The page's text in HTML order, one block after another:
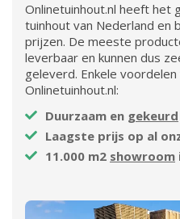
Onlinetuinhout.nl heeft
tuinhout van Nederland en
prijzen. De meeste
leverbaar en kunnen dus
geleverd. Enkele
Onlinetuinhout.nl:
Duurzaam en gekeurd
Laagste prijs op al
11.000 m2 showroom